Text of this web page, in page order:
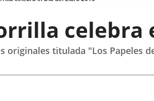
nueva.
originales titulada "Los Papeles